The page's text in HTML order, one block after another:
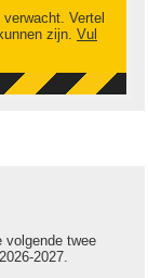
Vertel
zijn. Vul
volgende twee
2027.